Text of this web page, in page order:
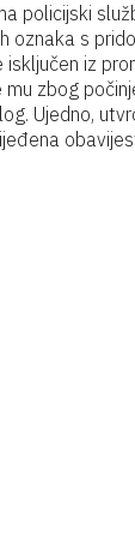
policijski
oznaka s
iz
zbog
Ujedno,